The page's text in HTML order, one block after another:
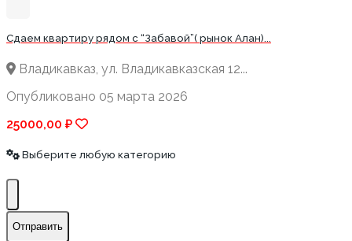
Сдаем квартиру рядом с “Забавой”( рынок Алан)...
Владикавказ, ул. Владикавказская 12...
Опубликовано 05 марта 2026
25000,00 ₽
Выберите любую категорию
Отправить